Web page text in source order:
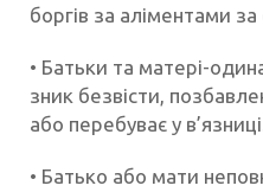
боргів за аліментами за
• Батьки та матері-
зник безвісти,
або перебуває у
• Батько або мати